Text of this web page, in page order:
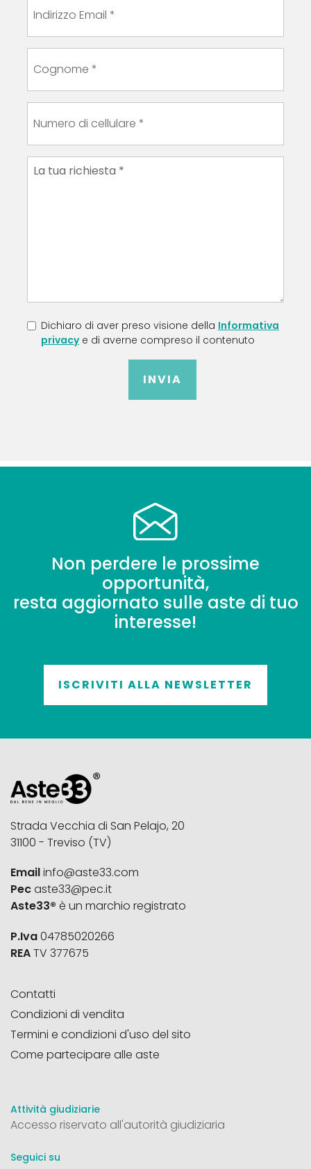
Dichiaro di aver preso visione della Informativa
privacye di averne compreso il contenuto
INVIA
Non perdere le prossime
opportunità,
resta aggiornato sulle aste di tuo
interesse!
ISCRIVITI ALLA NEWSLETTER
Strada Vecchia di San Pelajo, 20
31100 - Treviso (TV)
Emailinfo@aste33.com
Pecaste33@pec.it
Aste33® è un marchio registrato
P.Iva04785020266
REATV 377675
Contatti
Condizioni di vendita
Termini e condizioni d'uso del sito
Come partecipare alle aste
Attività giudiziarie
Accesso riservato all'autorità giudiziaria
Seguici su